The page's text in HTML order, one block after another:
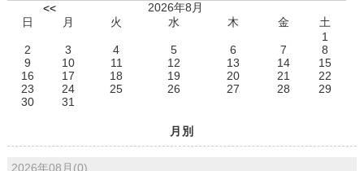
<<
2026年8月
日
月 火 水 木 金
土
1
2
3 4 5 6 7
8
9
10 11 12 13 14
15
16
17 18 19 20 21
22
23
24 25 26 27 28
29
30
31
月別
2026年08月(0)